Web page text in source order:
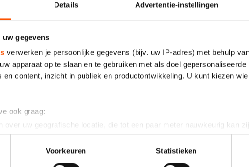
Details Advertentie-instellingen
gegevens
verwerken je persoonlijke gegevens (bijv. uw IP-adres) met behulp
apparaat op te slaan en te gebruiken met als doel
en content, inzicht in publiek en productontwikkeling. U kunt kiezen
ook graag:
over uw geografische locatie, die tot een paar meter nauwkeurig kan
door het actief te scannen op specifieke eigenschappen
gegevens worden verwerkt en stel uw voorkeuren in het
wijzigen of intrekken in de Cookieverklaring.
Voorkeuren Statistieken